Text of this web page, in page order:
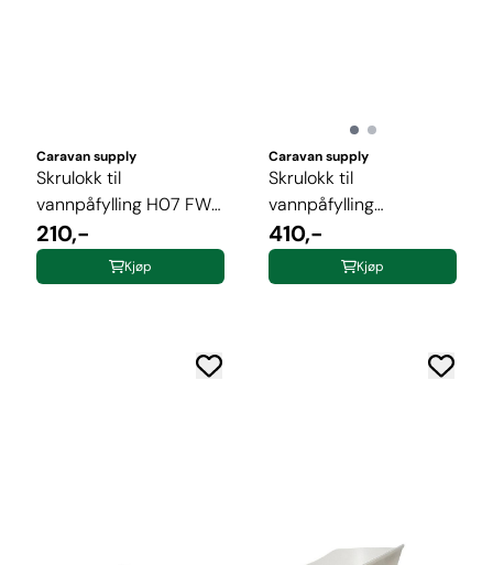
Caravan supply
Skrulokk til
vannpåfylling H07 FW-
serie hvit
210,-
Kjøp
Caravan supply
Skrulokk til
vannpåfylling
m/gardenakobling
HEOS ...
410,-
Kjøp